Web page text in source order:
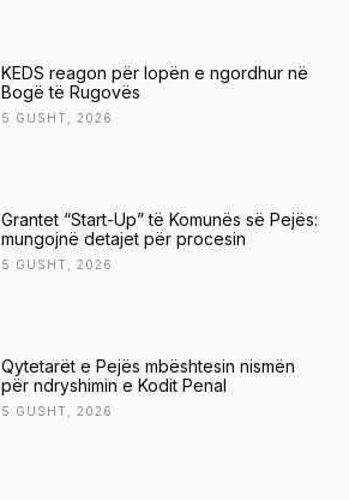
KEDS reagon për lopën e ngordhur në
Bogë të Rugovës
5 GUSHT, 2026
Grantet “Start-Up” të Komunës së Pejës:
mungojnë detajet për procesin
5 GUSHT, 2026
Qytetarët e Pejës mbështesin nismën
për ndryshimin e Kodit Penal
5 GUSHT, 2026